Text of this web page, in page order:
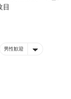
男性歓迎